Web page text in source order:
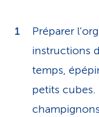
Préparer
instructions
temps,
petits cubes.